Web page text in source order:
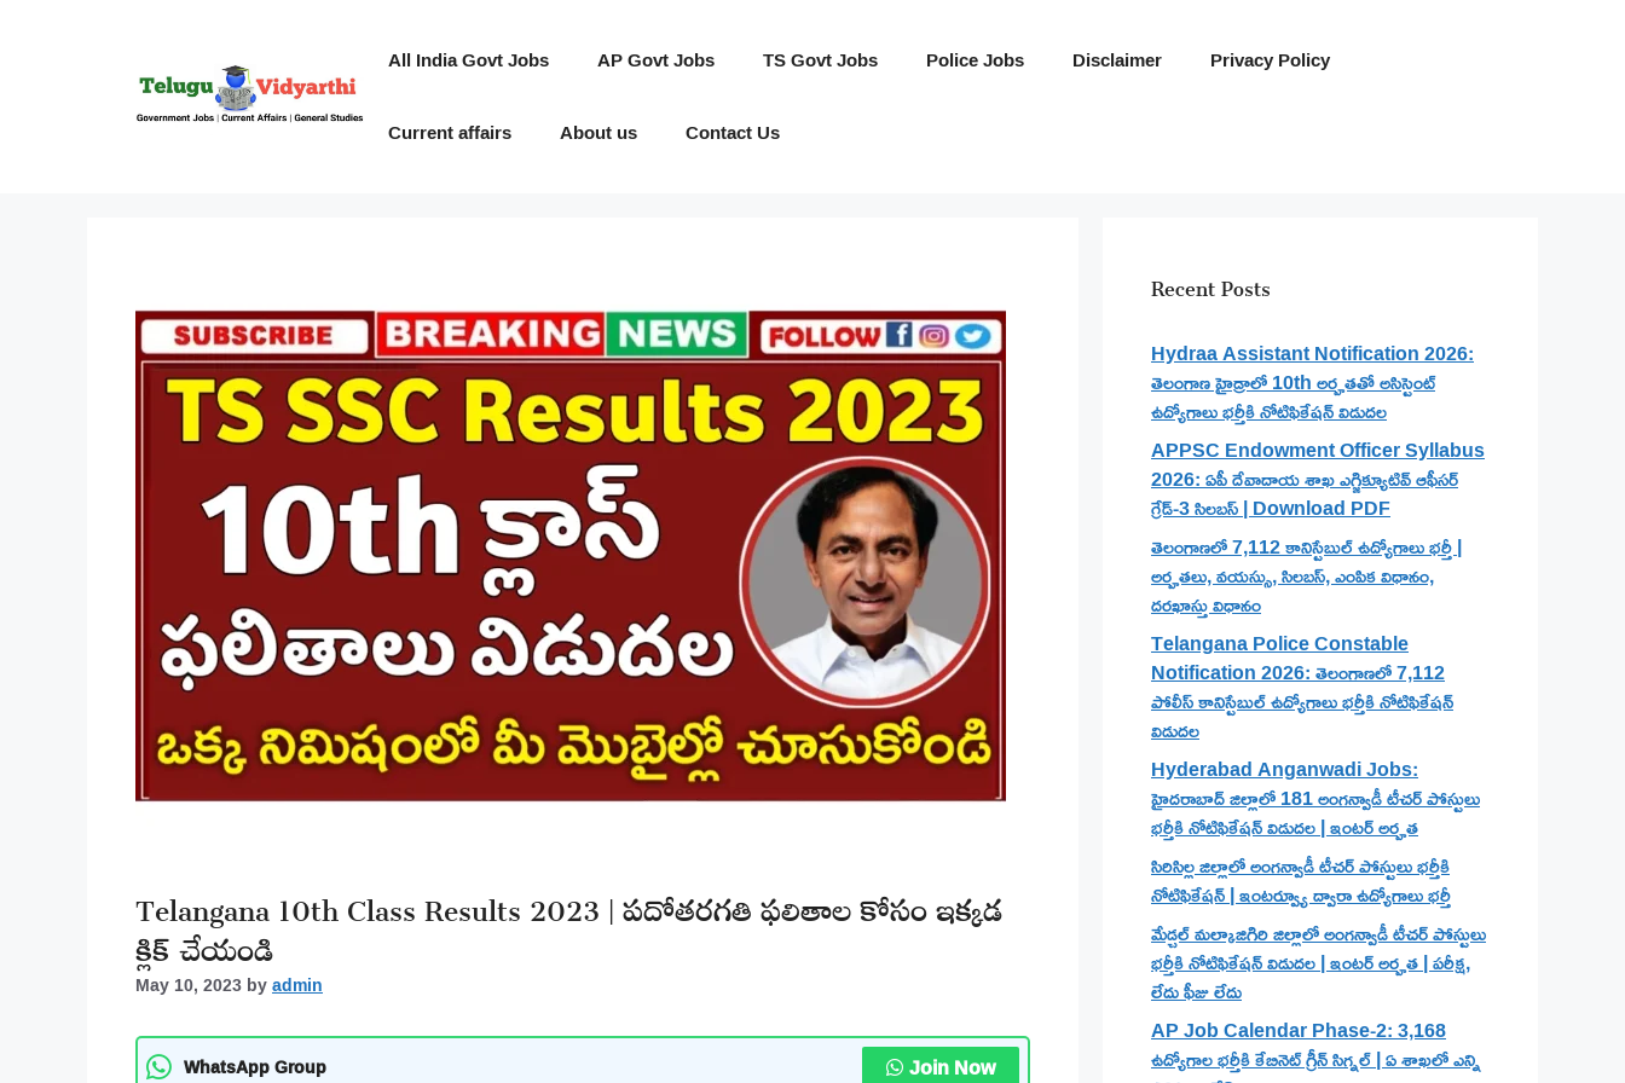
All India Govt Jobs AP Govt Jobs TS Govt Jobs Police Jobs Disclaimer Privacy Policy
Current affairs About us Contact Us
Telangana 10th Class Results 2023 | పదోతరగతి ఫలితాల కోసం ఇక్కడ
క్లిక్ చేయండి
May 10, 2023byadmin
WhatsApp Group Join Now
Recent Posts
Hydraa Assistant Notification 2026:
తెలంగాణ హైడ్రాలో 10th అర్హతతో అసిస్టెంట్
ఉద్యోగాలు భర్తీకి నోటిఫికేషన్ విడుదల
APPSC Endowment Officer Syllabus
2026: ఏపీ దేవాదాయ శాఖ ఎగ్జిక్యూటివ్ ఆఫీసర్
గ్రేడ్-3 సిలబస్ | Download PDF
తెలంగాణలో 7,112 కానిస్టేబుల్ ఉద్యోగాలు భర్తీ |
అర్హతలు, వయస్సు, సిలబస్, ఎంపిక విధానం,
దరఖాస్తు విధానం
Telangana Police Constable
Notification 2026: తెలంగాణలో 7,112
పోలీస్ కానిస్టేబుల్ ఉద్యోగాలు భర్తీకి నోటిఫికేషన్
విడుదల
Hyderabad Anganwadi Jobs:
హైదరాబాద్ జిల్లాలో 181 అంగన్వాడీ టీచర్ పోస్టులు
భర్తీకి నోటిఫికేషన్ విడుదల | ఇంటర్ అర్హత
సిరిసిల్ల జిల్లాలో అంగన్వాడీ టీచర్ పోస్టులు భర్తీకి
నోటిఫికేషన్ | ఇంటర్వ్యూ ద్వారా ఉద్యోగాలు భర్తీ
మేడ్చల్ మల్కాజిగిరి జిల్లాలో అంగన్వాడీ టీచర్ పోస్టులు
భర్తీకి నోటిఫికేషన్ విడుదల | ఇంటర్ అర్హత | పరీక్ష,
లేదు ఫీజు లేదు
AP Job Calendar Phase-2: 3,168
ఉద్యోగాల భర్తీకి కేబినెట్ గ్రీన్ సిగ్నల్ | ఏ శాఖలో ఎన్ని